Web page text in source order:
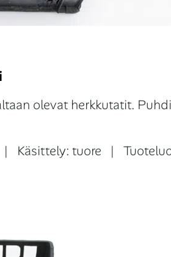
olevat herkkutatit.
| Käsittely: tuore |